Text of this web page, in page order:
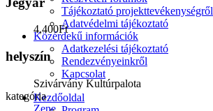
Tájékoztató projekttevékenységről
Adatvédelmi tájékoztató
Közérdekű információk
Adatkezelési tájékoztató
Rendezvényeinkről
Kapcsolat
Kezdőoldal
4,400Ft
helyszín
Szivárvány Kultúrpalota
kategória
Zene